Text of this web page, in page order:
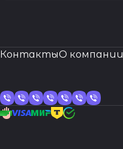
КонтактыО компании